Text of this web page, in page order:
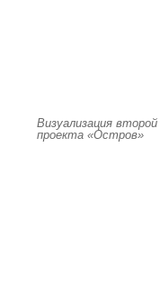
Визуализация
проекта «Остров»